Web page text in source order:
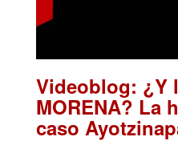
Videoblog: ¿Y
MORENA? La
caso